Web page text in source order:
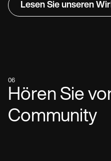
Lesen Sie unseren
06
Hören Sie
Community